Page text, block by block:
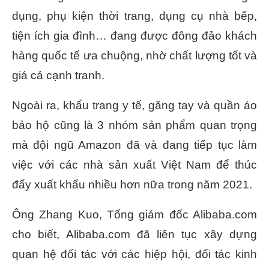
dụng, phụ kiện thời trang, dụng cụ nhà bếp,
tiện ích gia đình… đang được đông đảo khách
hàng quốc tế ưa chuộng, nhờ chất lượng tốt và
giá cả cạnh tranh.
Ngoài ra, khẩu trang y tế, găng tay và quần áo
bảo hộ cũng là 3 nhóm sản phẩm quan trọng
mà đội ngũ Amazon đã và đang tiếp tục làm
việc với các nhà sản xuất Việt Nam để thúc
đẩy xuất khẩu nhiều hơn nữa trong năm 2021.
Ông Zhang Kuo, Tổng giám đốc Alibaba.com
cho biết, Alibaba.com đã liên tục xây dựng
quan hệ đối tác với các hiệp hội, đối tác kinh